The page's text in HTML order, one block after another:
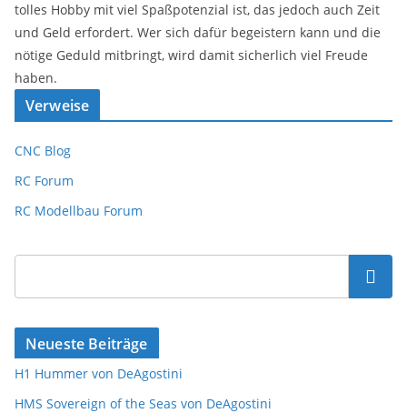
tolles Hobby mit viel Spaßpotenzial ist, das jedoch auch Zeit
und Geld erfordert. Wer sich dafür begeistern kann und die
nötige Geduld mitbringt, wird damit sicherlich viel Freude
haben.
Verweise
CNC Blog
RC Forum
RC Modellbau Forum
Suchen
Neueste Beiträge
H1 Hummer von DeAgostini
HMS Sovereign of the Seas von DeAgostini